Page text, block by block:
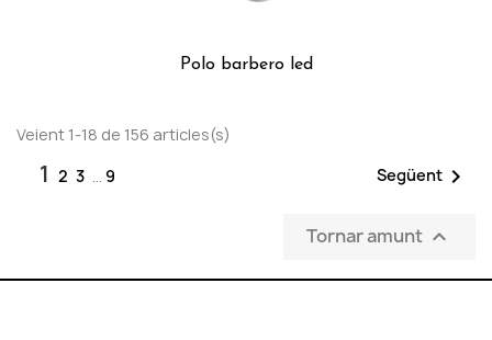
Polo barbero led
Veient 1-18 de 156 articles(s)
1 2 3 … 9 Següent 
Tornar amunt 